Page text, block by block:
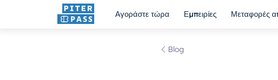
Αγοράστε τώρα Εμπειρίες Μεταφορές
Blog